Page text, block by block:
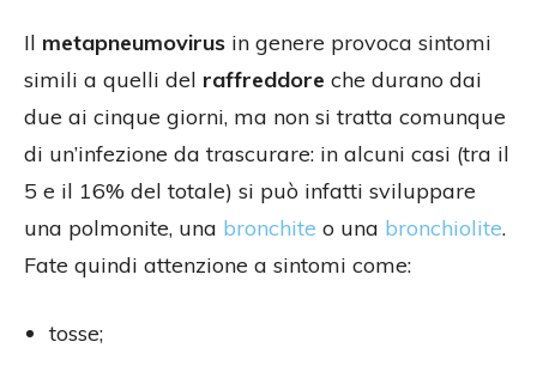
Il metapneumovirus in genere provoca sintomi
simili a quelli del raffreddore che durano dai
due ai cinque giorni, ma non si tratta comunque
di un’infezione da trascurare: in alcuni casi (tra il
5 e il 16% del totale) si può infatti sviluppare
una polmonite, una bronchite o una bronchiolite.
Fate quindi attenzione a sintomi come:
tosse;